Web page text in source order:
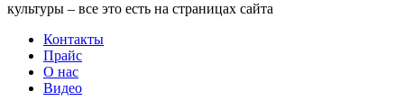
культуры – все это есть на страницах сайта
Контакты
Прайс
О нас
Видео